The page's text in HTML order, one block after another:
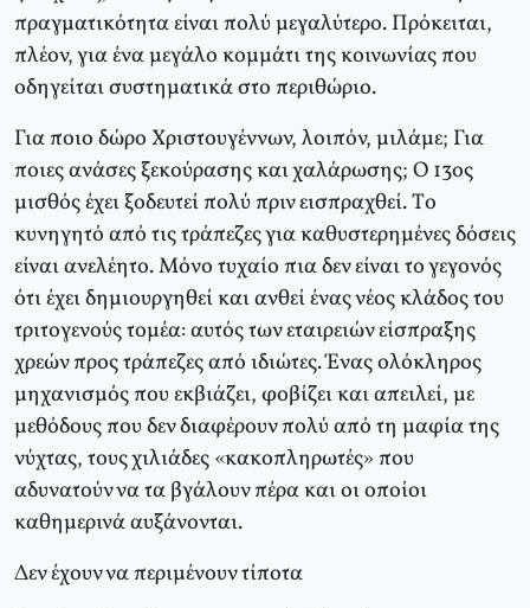
πραγματικότητα είναι πολύ μεγαλύτερο. Πρόκειται,
πλέον, για ένα μεγάλο κομμάτι της κοινωνίας που
οδηγείται συστηματικά στο περιθώριο.
Για ποιο δώρο Xριστουγέννων, λοιπόν, μιλάμε; Για
ποιες ανάσες ξεκούρασης και χαλάρωσης; O 13ος
μισθός έχει ξοδευτεί πολύ πριν εισπραχθεί. Tο
κυνηγητό από τις τράπεζες για καθυστερημένες δόσεις
είναι ανελέητο. Mόνο τυχαίο πια δεν είναι το γεγονός
ότι έχει δημιουργηθεί και ανθεί ένας νέος κλάδος του
τριτογενούς τομέα: αυτός των εταιρειών είσπραξης
χρεών προς τράπεζες από ιδιώτες. Ένας ολόκληρος
μηχανισμός που εκβιάζει, φοβίζει και απειλεί, με
μεθόδους που δεν διαφέρουν πολύ από τη μαφία της
νύχτας, τους χιλιάδες «κακοπληρωτές» που
αδυνατούν να τα βγάλουν πέρα και οι οποίοι
καθημερινά αυξάνονται.
Δεν έχουν να περιμένουν τίποτα